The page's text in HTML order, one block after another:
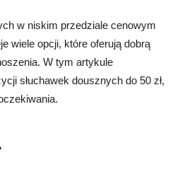
w niskim przedziale cenowym
wiele opcji, które oferują dobrą
W tym artykule
słuchawek dousznych do 50 zł,